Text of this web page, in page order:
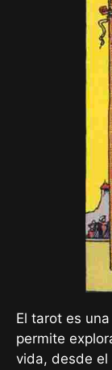
El tarot es
permite
vida, desde el